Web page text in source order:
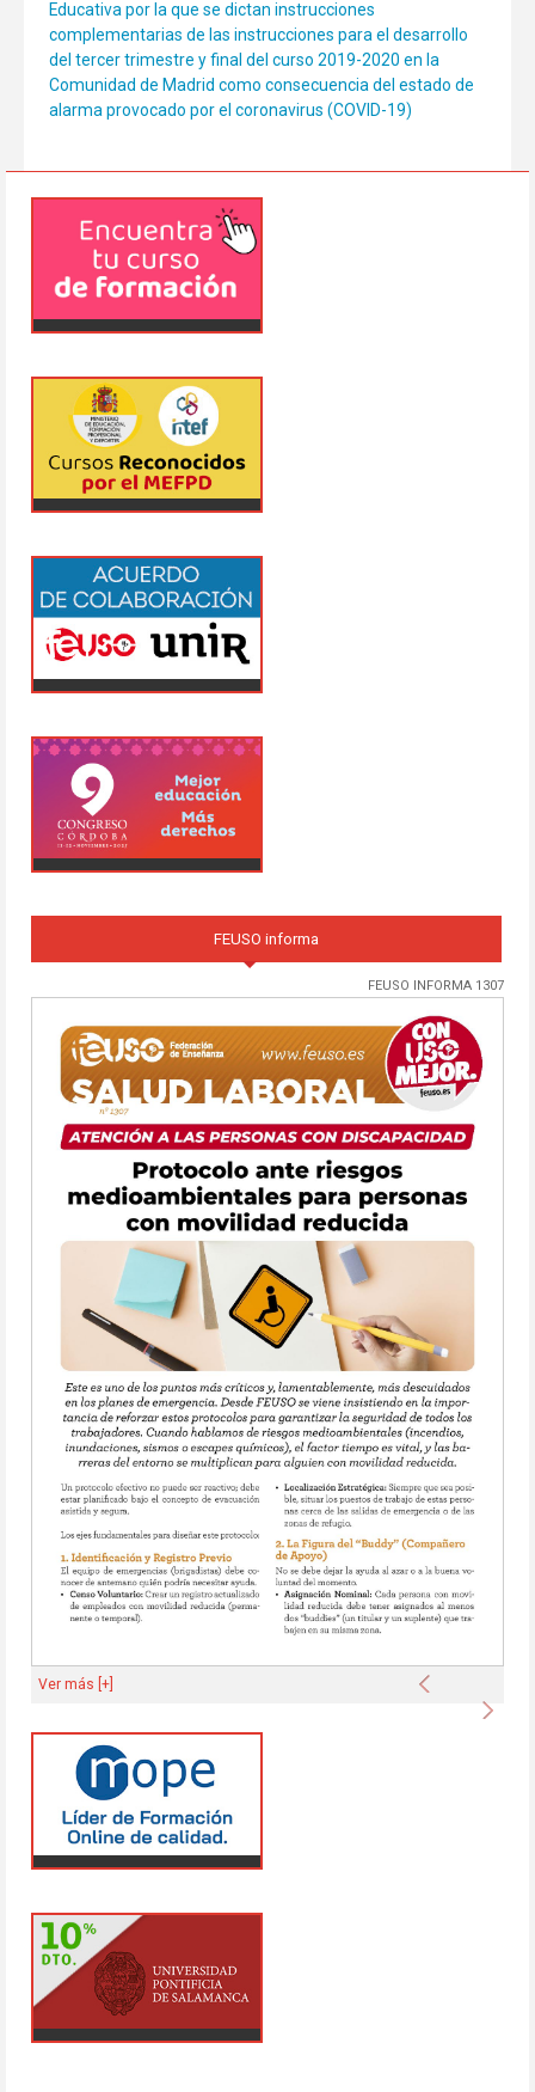
Educativa por la que se dictan instrucciones
complementarias de las instrucciones para el desarrollo
del tercer trimestre y final del curso 2019-2020 en la
Comunidad de Madrid como consecuencia del estado de
alarma provocado por el coronavirus (COVID-19)
FEUSO informa
FEUSO INFORMA 1307
Anterior
Ver más [+]